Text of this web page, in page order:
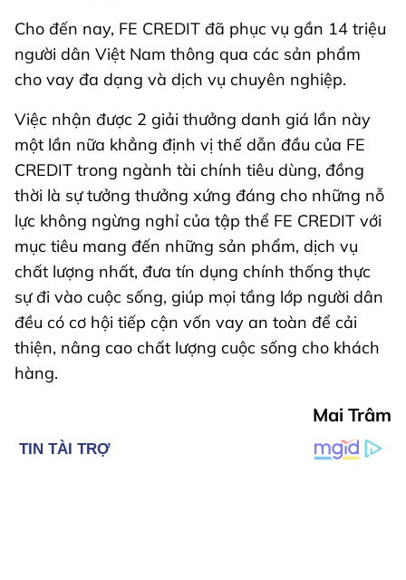
Cho đến nay, FE CREDIT đã phục vụ gần 14 triệu
người dân Việt Nam thông qua các sản phẩm
cho vay đa dạng và dịch vụ chuyên nghiệp.
Việc nhận được 2 giải thưởng danh giá lần này
một lần nữa khẳng định vị thế dẫn đầu của FE
CREDIT trong ngành tài chính tiêu dùng, đồng
thời là sự tưởng thưởng xứng đáng cho những nỗ
lực không ngừng nghỉ của tập thể FE CREDIT với
mục tiêu mang đến những sản phẩm, dịch vụ
chất lượng nhất, đưa tín dụng chính thống thực
sự đi vào cuộc sống, giúp mọi tầng lớp người dân
đều có cơ hội tiếp cận vốn vay an toàn để cải
thiện, nâng cao chất lượng cuộc sống cho khách
hàng.
Mai Trâm